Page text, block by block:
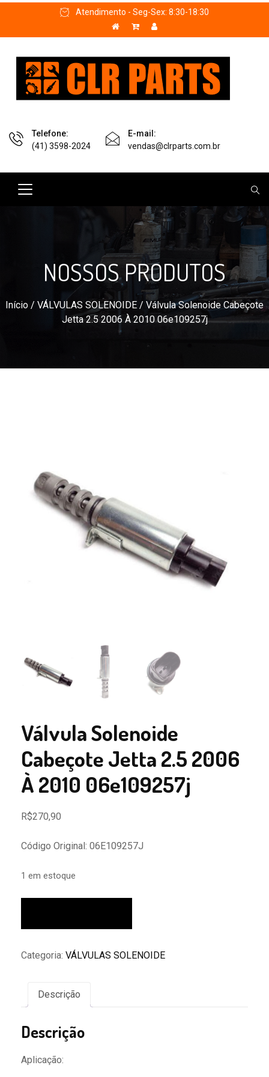
Atendimento - Seg-Sex: 8:30-18:30
Telefone:
(41) 3598-2024
E-mail:
vendas@clrparts.com.br
NOSSOS PRODUTOS
Início / VÁLVULAS SOLENOIDE / Válvula Solenoide Cabeçote
Jetta 2.5 2006 À 2010 06e109257j
Válvula Solenoide
Cabeçote Jetta 2.5 2006
À 2010 06e109257j
R$270,90
Código Original: 06E109257J
1 em estoque
Cabeçote
2.5
2010
quantidade
Categoria: VÁLVULAS SOLENOIDE
Descrição
Descrição
Aplicação: